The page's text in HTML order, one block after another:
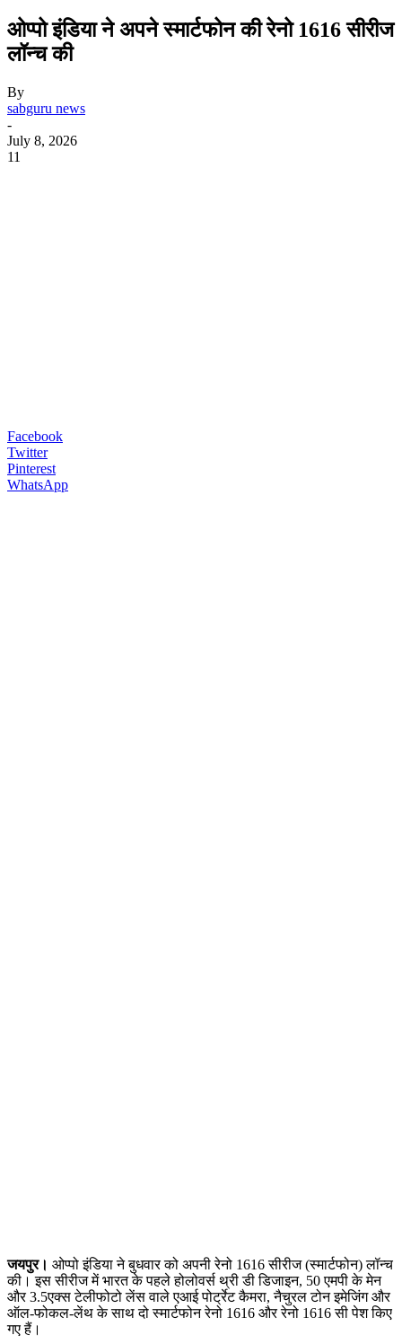
ओप्पो इंडिया ने अपने स्मार्टफोन की रेनो 1616 सीरीज
लॉन्च की
By
sabguru news
-
July 8, 2026
11
Facebook
Twitter
Pinterest
WhatsApp
जयपुर। ओप्पो इंडिया ने बुधवार को अपनी रेनो 1616 सीरीज (स्मार्टफोन) लॉन्च
की। इस सीरीज में भारत के पहले होलोवर्स थ्री डी डिजाइन, 50 एमपी के मेन
और 3.5एक्स टेलीफोटो लेंस वाले एआई पोर्ट्रेट कैमरा, नैचुरल टोन इमेजिंग और
ऑल-फोकल-लेंथ के साथ दो स्मार्टफोन रेनो 1616 और रेनो 1616 सी पेश किए
गए हैं।